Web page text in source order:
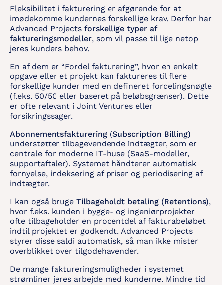
Fleksibilitet i fakturering er afgørende for at
imødekomme kundernes forskellige krav. Derfor har
Advanced Projects forskellige typer af
faktureringsmodeller, som vil passe til lige netop
jeres kunders behov.
En af dem er “Fordel fakturering”, hvor en enkelt
opgave eller et projekt kan faktureres til flere
forskellige kunder med en defineret fordelingsnøgle
(f.eks. 50/50 eller baseret på beløbsgrænser). Dette
er ofte relevant i Joint Ventures eller
forsikringssager.
Abonnementsfakturering (Subscription Billing)
understøtter tilbagevendende indtægter, som er
centrale for moderne IT-huse (SaaS-modeller,
supportaftaler). Systemet håndterer automatisk
fornyelse, indeksering af priser og periodisering af
indtægter.
I kan også bruge Tilbageholdt betaling (Retentions),
hvor f.eks. kunden i bygge- og ingeniørprojekter
ofte tilbageholder en procentdel af fakturabeløbet
indtil projektet er godkendt. Advanced Projects
styrer disse saldi automatisk, så man ikke mister
overblikket over tilgodehavender.
De mange faktureringsmuligheder i systemet
strømliner jeres arbejde med kunderne. Mindre tid